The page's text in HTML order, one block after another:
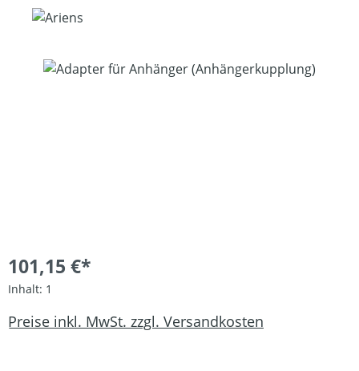
Bildergalerie überspringen
101,15 €*
Inhalt: 1
Preise inkl. MwSt. zzgl. Versandkosten